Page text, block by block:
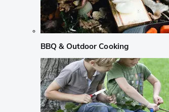
BBQ & Outdoor Cooking